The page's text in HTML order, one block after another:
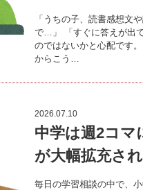
「うちの子、読書感想文
で…」 「すぐに答えが出
のではないかと心配です
からこう…
2026.07.10
中学は週2コマ
が大幅拡充さ
毎日の学習相談の中で、